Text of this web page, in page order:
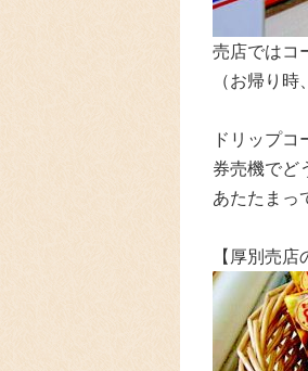
売店ではコ
（お帰り
ドリップ
券売機でど
あたたま
【厚別売